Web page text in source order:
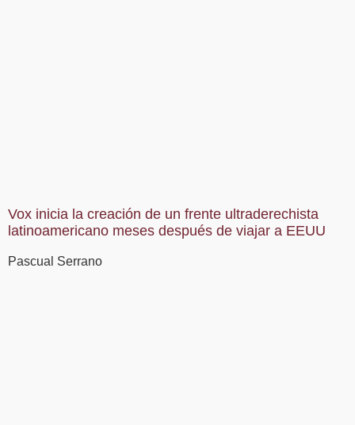
Vox inicia la creación de un frente ultraderechista
latinoamericano meses después de viajar a EEUU
Pascual Serrano